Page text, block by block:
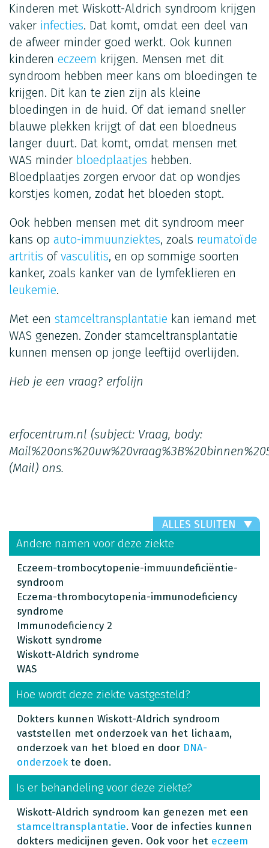
Kinderen met Wiskott-Aldrich syndroom krijgen
vaker infecties. Dat komt, omdat een deel van
de afweer minder goed werkt. Ook kunnen
kinderen eczeem krijgen. Mensen met dit
syndroom hebben meer kans om bloedingen te
krijgen. Dit kan te zien zijn als kleine
bloedingen in de huid. Of dat iemand sneller
blauwe plekken krijgt of dat een bloedneus
langer duurt. Dat komt, omdat mensen met
WAS minder bloedplaatjes hebben.
Bloedplaatjes zorgen ervoor dat op wondjes
korstjes komen, zodat het bloeden stopt.
Ook hebben mensen met dit syndroom meer
kans op auto-immuunziektes, zoals reumatoïde
artritis of vasculitis, en op sommige soorten
kanker, zoals kanker van de lymfeklieren en
leukemie.
Met een stamceltransplantatie kan iemand met
WAS genezen. Zonder stamceltransplantatie
kunnen mensen op jonge leeftijd overlijden.
Heb je een vraag? erfolijn
erfocentrum.nl (subject: Vraag, body:
(Mail) ons.
ALLES SLUITEN
Andere namen voor deze ziekte
Eczeem-trombocytopenie-immuundeficiëntie-
syndroom
Eczema-thrombocytopenia-immunodeficiency
syndrome
Immunodeficiency 2
Wiskott syndrome
Wiskott-Aldrich syndrome
WAS
Hoe wordt deze ziekte vastgesteld?
Dokters kunnen Wiskott-Aldrich syndroom
vaststellen met onderzoek van het lichaam,
onderzoek van het bloed en door DNA-
onderzoek te doen.
Is er behandeling voor deze ziekte?
Wiskott-Aldrich syndroom kan genezen met een
stamceltransplantatie. Voor de infecties kunnen
dokters medicijnen geven. Ook voor het eczeem